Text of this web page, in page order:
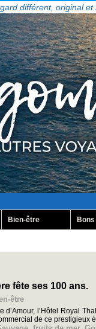
différent, original et
Bien-être
fête ses 100 ans.
être
l’Hôtel Royal
de ce prestigieux